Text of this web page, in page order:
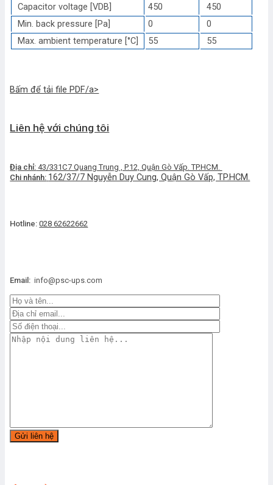
Capacitor voltage [VDB]
450
450
Min. back pressure [Pa]
0
0
Max. ambient temperature [°C]
55 55
Bấm để tải file PDF/a>
Liên hệ với chúng tôi
Địa chỉ: 43/331C7 Quang Trung , P.12, Quận Gò Vấp. TP.HCM.
Chi nhánh: 162/37/7 Nguyễn Duy Cung, Quận Gò Vấp, TP.HCM.
Hotline: 028 62622662
Email: info@psc-ups.com